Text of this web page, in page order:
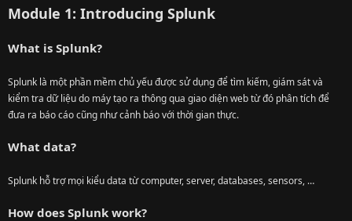
Module 1: Introducing Splunk
What is Splunk?
Splunk là một phần mềm chủ yếu được sử dụng để tìm kiếm, giám sát và
kiểm tra dữ liệu do máy tạo ra thông qua giao diện web từ đó phân tích để
đưa ra báo cáo cũng như cảnh báo với thời gian thực.
What data?
Splunk hỗ trợ mọi kiểu data từ computer, server, databases, sensors, …
How does Splunk work?